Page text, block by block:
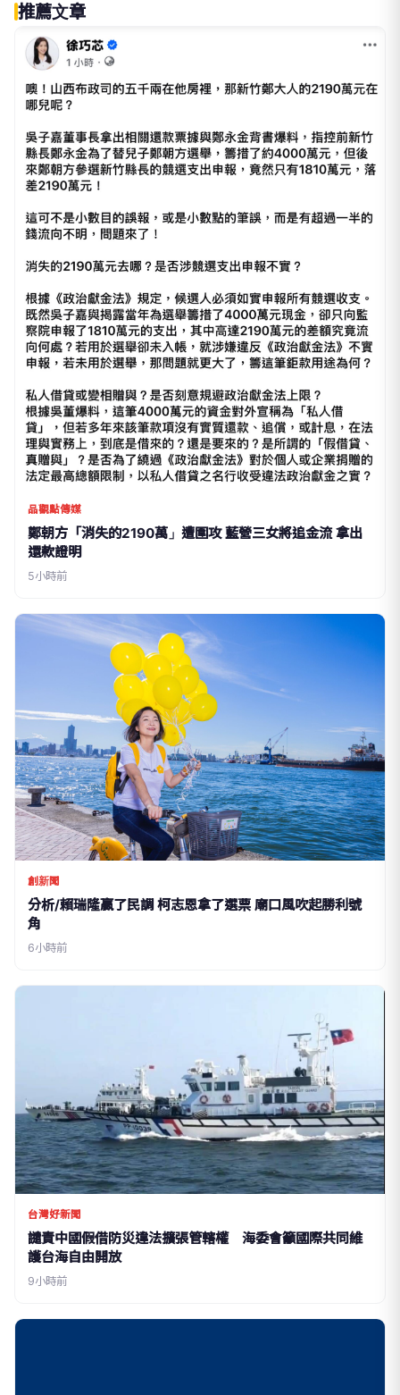
推薦文章
品觀點傳媒
鄭朝方「消失的2190萬」遭圍攻 藍營三女將追金流 拿出
還款證明
5小時前
創新聞
分析/賴瑞隆贏了民調 柯志恩拿了選票 廟口風吹起勝利號
角
6小時前
台灣好新聞
譴責中國假借防災違法擴張管轄權 海委會籲國際共同維
護台海自由開放
9小時前